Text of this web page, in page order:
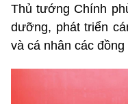
Thủ tướng Chính
dưỡng, phát triển
và cá nhân các